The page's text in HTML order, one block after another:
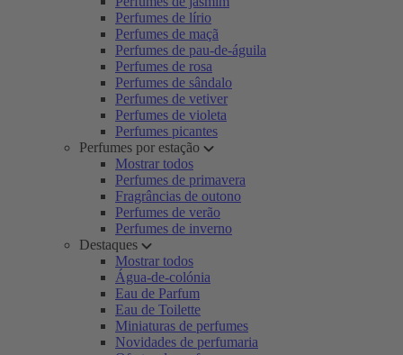
Perfumes de lírio
Perfumes de maçã
Perfumes de pau-de-águila
Perfumes de rosa
Perfumes de sândalo
Perfumes de vetiver
Perfumes de violeta
Perfumes picantes
Perfumes por estação
Mostrar todos
Perfumes de primavera
Fragrâncias de outono
Perfumes de verão
Perfumes de inverno
Destaques
Mostrar todos
Água-de-colónia
Eau de Parfum
Eau de Toilette
Miniaturas de perfumes
Novidades de perfumaria